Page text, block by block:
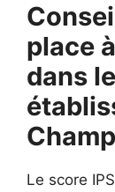
place
dans
Le score